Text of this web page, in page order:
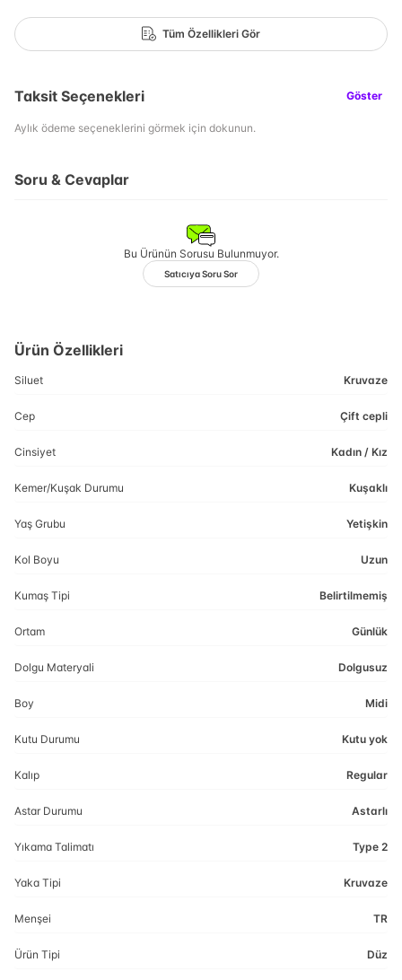
Tüm Özellikleri Gör
Taksit Seçenekleri Göster
Aylık ödeme seçeneklerini görmek için dokunun.
Soru & Cevaplar
Bu Ürünün Sorusu Bulunmuyor.
Satıcıya Soru Sor
Ürün Özellikleri
Siluet Kruvaze
Cep Çift cepli
Cinsiyet Kadın / Kız
Kemer/Kuşak Durumu Kuşaklı
Yaş Grubu Yetişkin
Kol Boyu Uzun
Kumaş Tipi Belirtilmemiş
Ortam Günlük
Dolgu Materyali Dolgusuz
Boy Midi
Kutu Durumu Kutu yok
Kalıp Regular
Astar Durumu Astarlı
Yıkama Talimatı Type 2
Yaka Tipi Kruvaze
Menşei TR
Ürün Tipi Düz